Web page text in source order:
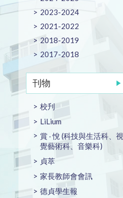
2023-2024
2021-2022
2018-2019
2017-2018
刊物
校刋
LiLium
賞 ‧ 悅 (科技與生活科、視
覺藝術科、音樂科)
貞萃
家長教師會會訊
德貞學生報